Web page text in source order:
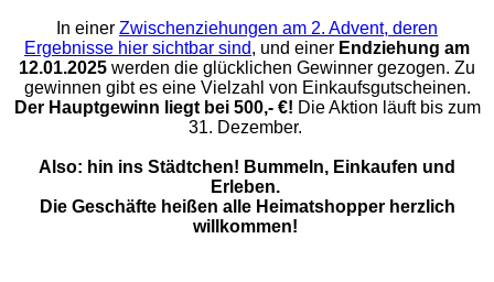
In einer Zwischenziehungen am 2. Advent, deren
Ergebnisse hier sichtbar sind, und einer Endziehung am
12.01.2025 werden die glücklichen Gewinner gezogen. Zu
gewinnen gibt es eine Vielzahl von Einkaufsgutscheinen.
Der Hauptgewinn liegt bei 500,- €! Die Aktion läuft bis zum
31. Dezember.
Also: hin ins Städtchen! Bummeln, Einkaufen und
Erleben.
Die Geschäfte heißen alle Heimatshopper herzlich
willkommen!